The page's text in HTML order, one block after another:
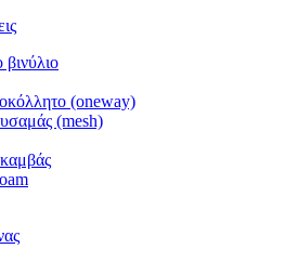
(oneway)
(mesh)